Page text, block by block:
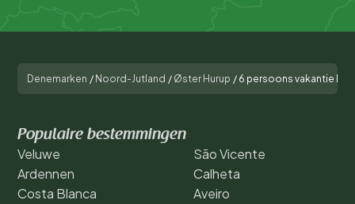
Denemarken / Noord-Jutland / Øster Hurup / 6 persoons vakantie
Populaire bestemmingen
Veluwe
Ardennen
Costa Blanca
São Vicente
Calheta
Aveiro